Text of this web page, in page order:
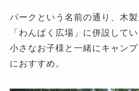
パークという名前の通り、木
「わんぱく広場」に併設して
小さなお子様と一緒にキャン
におすすめ。